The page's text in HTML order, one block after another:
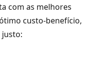
com as melhores
custo-benefício,